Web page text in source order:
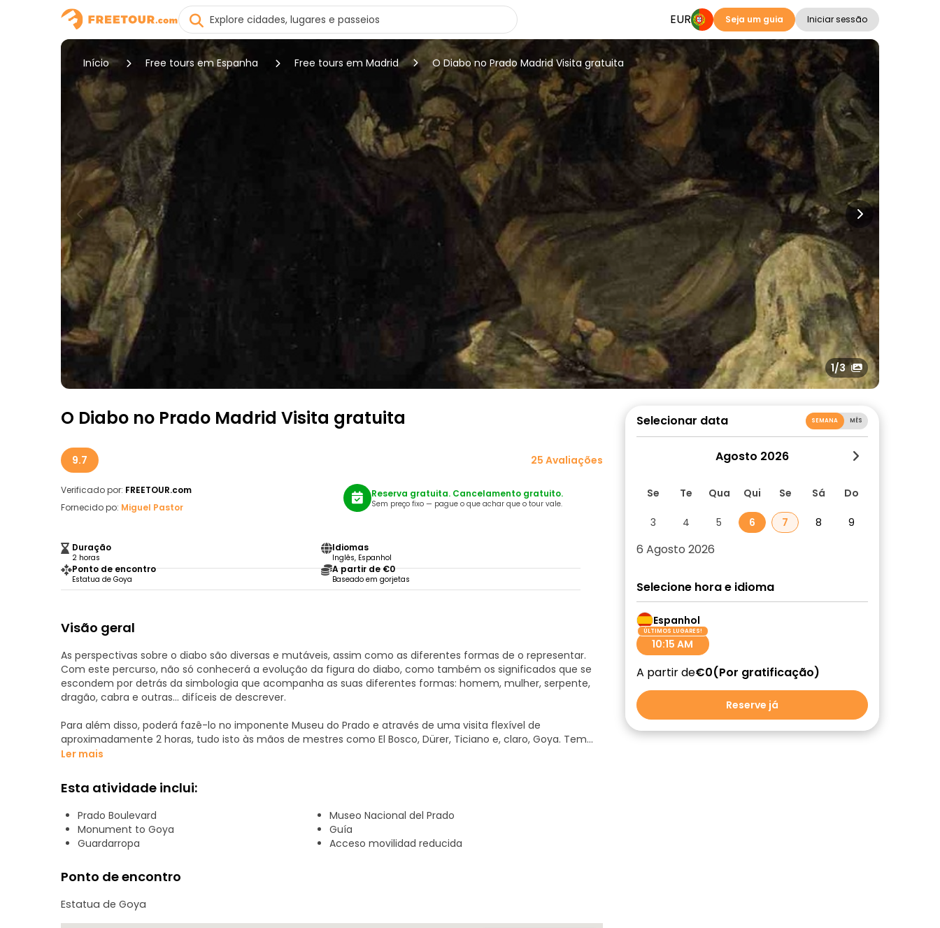
EUR Seja um guia Iniciar sessão
Início Free tours em Espanha Free tours em Madrid O Diabo no Prado Madrid Visita gratuita
1/3
O Diabo no Prado Madrid Visita gratuita
9.7 25 Avaliações
Verificado por: FREETOUR.com
Fornecido po: Miguel Pastor
Duração
2 horas
Idiomas
Inglês, Espanhol
Ponto de encontro
Estatua de Goya
A partir de €0
Baseado em gorjetas
Reserva gratuita. Cancelamento gratuito.
Sem preço fixo — pague o que achar que o tour vale.
Visão geral
As perspectivas sobre o diabo são diversas e mutáveis, assim como as diferentes formas de o representar.
Com este percurso, não só conhecerá a evolução da figura do diabo, como também os significados que se
escondem por detrás da simbologia que acompanha as suas diferentes formas: homem, mulher, serpente,
dragão, cabra e outras... difíceis de descrever.
Para além disso, poderá fazê-lo no imponente Museu do Prado e através de uma visita flexível de
aproximadamente 2 horas, tudo isto às mãos de mestres como El Bosco, Dürer, Ticiano e, claro, Goya. Tem
curiosidade suficiente para levar a fruta?
Ler mais
Esta atividade inclui:
Prado Boulevard
Museo Nacional del Prado
Monument to Goya
Guía
Guardarropa
Acceso movilidad reducida
Ponto de encontro
Estatua de Goya
Selecionar data SEMANA MÊS
Agosto 2026
Se Te Qua Qui Se Sá Do
3 4 5 6 7 8 9
6 Agosto 2026
Selecione hora e idioma
Espanhol
10:15 AM
A partir de€0 Por gratificação
Reserve já